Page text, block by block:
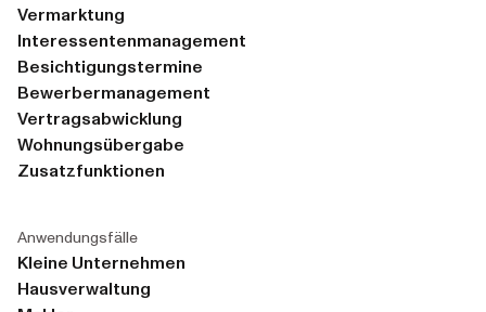
Vermarktung
Interessentenmanagement
Besichtigungstermine
Bewerbermanagement
Vertragsabwicklung
Wohnungsübergabe
Zusatzfunktionen
Anwendungsfälle
Kleine Unternehmen
Hausverwaltung